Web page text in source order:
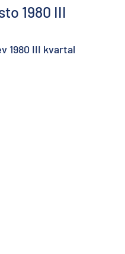
1980 III
1980 III kvartal